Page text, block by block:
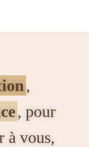
,
, pour
à vous,